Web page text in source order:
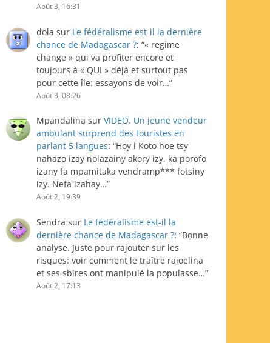
Août 3, 16:31
dola sur Le fédéralisme est-il la dernière
chance de Madagascar ?: “« regime
change » qui va profiter encore et
toujours à « QUI » déjà et surtout pas
pour cette île: essayons de voir…”
Août 3, 08:26
Mpandalina sur VIDEO. Un jeune vendeur
ambulant surprend des touristes en
parlant 5 langues: “Hoy i Koto hoe tsy
nahazo izay nolazainy akory izy, ka porofo
izany fa mpamitaka vendramp*** fotsiny
izy. Nefa izahay…”
Août 2, 19:39
Sendra sur Le fédéralisme est-il la
dernière chance de Madagascar ?: “Bonne
analyse. Juste pour rajouter sur les
risques: voir comment le traître rajoelina
et ses sbires ont manipulé la populasse…”
Août 2, 17:13